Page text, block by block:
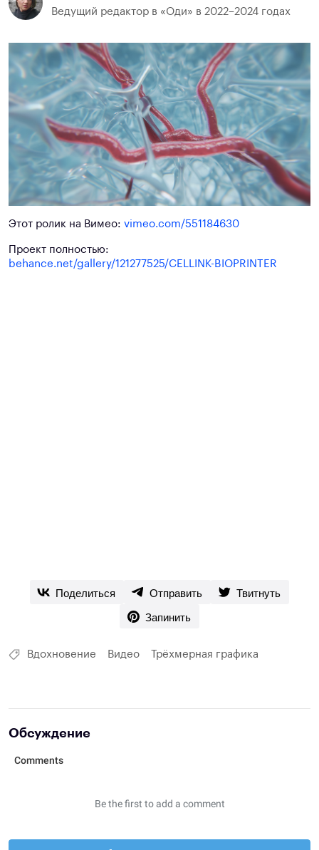
Ведущий редактор в «Оди» в 2022–2024 годах
Этот ролик на Вимео: vimeo.com/551184630
Проект полностью:
behance.net/gallery/121277525/CELLINK-BIOPRINTER
Поделиться Отправить
Твитнуть
Запинить
Вдохновение Видео Трёхмерная графика
Обсуждение